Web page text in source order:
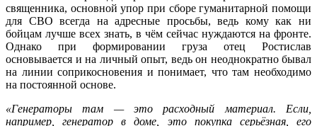
священника, основной упор при сборе гуманитарной помощи
для СВО всегда на адресные просьбы, ведь кому как ни
бойцам лучше всех знать, в чём сейчас нуждаются на фронте.
Однако при формировании груза отец Ростислав
основывается и на личный опыт, ведь он неоднократно бывал
на линии соприкосновения и понимает, что там необходимо
на постоянной основе.
«Генераторы там — это расходный материал. Если,
например, генератор в доме, это покупка серьёзная, его